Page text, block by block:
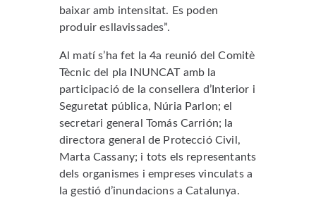
baixar amb intensitat. Es poden
produir esllavissades”.
Al matí s’ha fet la 4a reunió del Comitè
Tècnic del pla INUNCAT amb la
participació de la consellera d’Interior i
Seguretat pública, Núria Parlon; el
secretari general Tomás Carrión; la
directora general de Protecció Civil,
Marta Cassany; i tots els representants
dels organismes i empreses vinculats a
la gestió d’inundacions a Catalunya.